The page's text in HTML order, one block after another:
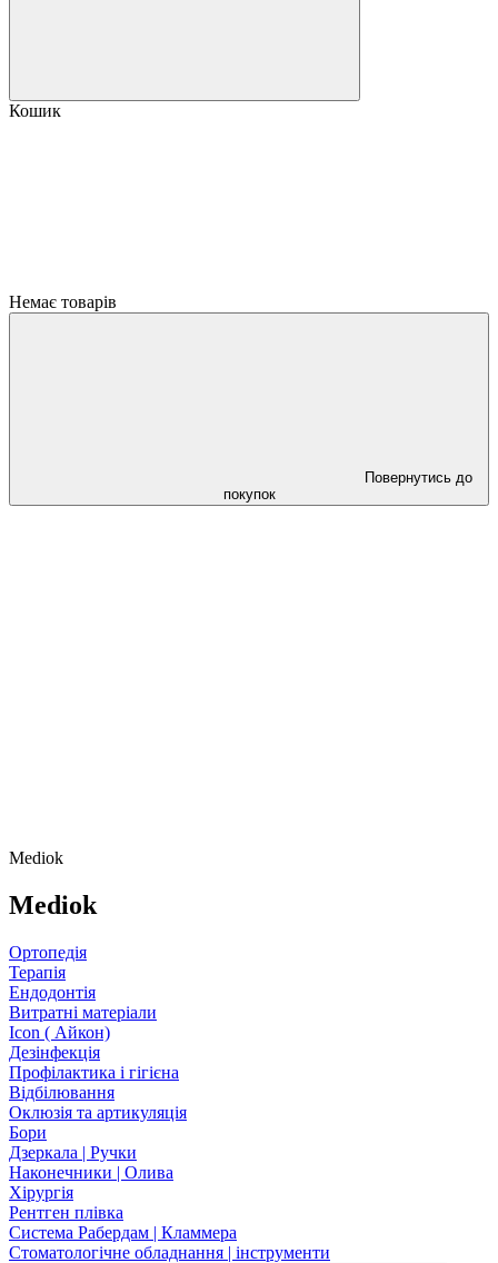
Кошик
Немає товарів
Повернутись до
покупок
Mediok
Mediok
Ортопедія
Терапія
Ендодонтія
Витратні матеріали
Icon ( Айкон)
Дезінфекція
Профілактика і гігієна
Відбілювання
Оклюзія та артикуляція
Бори
Дзеркала | Ручки
Наконечники | Олива
Хірургія
Рентген плівка
Система Рабердам | Кламмера
Стоматологічне обладнання | інструменти